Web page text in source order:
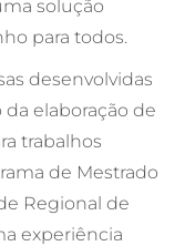
solução
para todos.
desenvolvidas
elaboração de
trabalhos
de Mestrado
Regional de
experiência